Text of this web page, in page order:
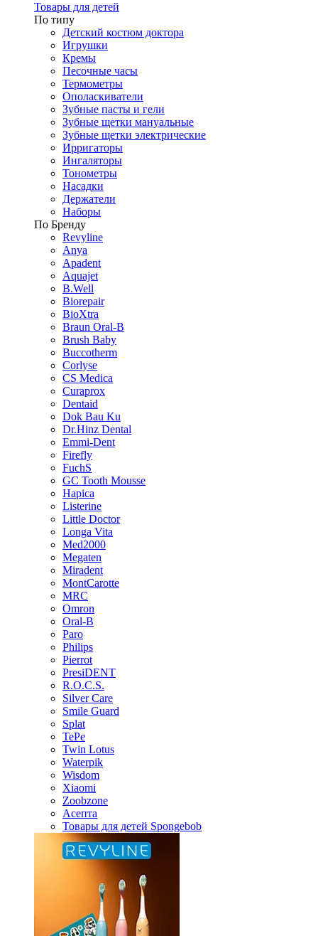
Товары для детей
По типу
Детский костюм доктора
Игрушки
Кремы
Песочные часы
Термометры
Ополаскиватели
Зубные пасты и гели
Зубные щетки мануальные
Зубные щетки электрические
Ирригаторы
Ингаляторы
Тонометры
Насадки
Держатели
Наборы
По Бренду
Revyline
Anya
Apadent
Aquajet
B.Well
Biorepair
BioXtra
Braun Oral-B
Brush Baby
Buccotherm
Corlyse
CS Medica
Curaprox
Dentaid
Dok Bau Ku
Dr.Hinz Dental
Emmi-Dent
Firefly
FuchS
GC Tooth Mousse
Hapica
Listerine
Little Doctor
Longa Vita
Med2000
Megaten
Miradent
MontCarotte
MRC
Omron
Oral-B
Paro
Philips
Pierrot
PresiDENT
R.O.C.S.
Silver Care
Smile Guard
Splat
TePe
Twin Lotus
Waterpik
Wisdom
Xiaomi
Zoobzone
Асепта
Товары для детей Spongebob